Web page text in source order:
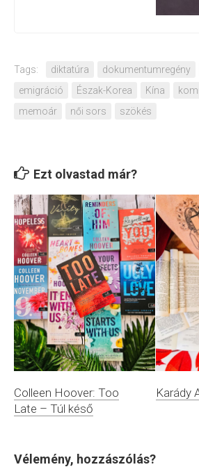
Tags: diktatúra dokumentumregény
emigráció
Észak-Korea Kína
memoár
női sors szökés
Ezt olvastad már?
Colleen Hoover: Too
Late – Túl késő
Karády
Vélemény, hozzászólás?